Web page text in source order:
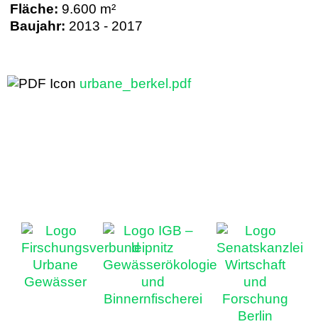
Fläche: 9.600 m²
Baujahr: 2013 - 2017
urbane_berkel.pdf